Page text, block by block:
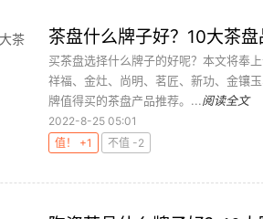
茶盘什么牌子好？10大茶
买茶盘选择什么牌子的好呢？本文将奉
祥福、金灶、尚明、茗匠、新功、金镶
牌值得买的茶盘产品推荐。...阅读全文
2022-8-25 05:01
值！ +1
不值 -2